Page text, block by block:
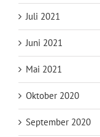
Juli 2021
Juni 2021
Mai 2021
Oktober 2020
September 2020